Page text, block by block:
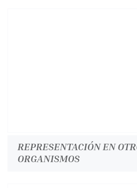
REPRESENTACIÓN EN
ORGANISMOS